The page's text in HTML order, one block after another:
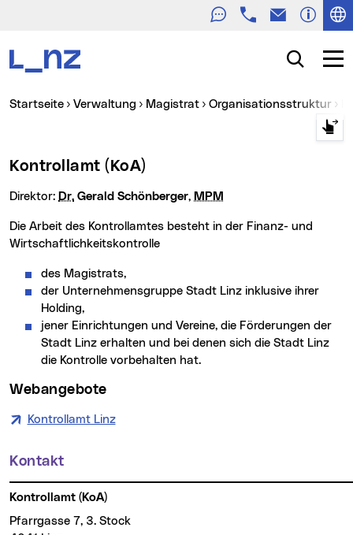
TelefonE-Mail
Suche
Sie sind hier:
Startseite Verwaltung Magistrat Organisationsstruktur
Kontrollamt (KoA)
Direktor: Dr. Gerald Schönberger, MPM
Die Arbeit des Kontrollamtes besteht in der Finanz- und
Wirtschaftlichkeitskontrolle
des Magistrats,
der Unternehmensgruppe Stadt Linz inklusive ihrer
Holding,
jener Einrichtungen und Vereine, die Förderungen der
Stadt Linz erhalten und bei denen sich die Stadt Linz
die Kontrolle vorbehalten hat.
Webangebote
Kontrollamt Linz
Weitere Informationen
Kontakt
Kontrollamt (KoA)
Pfarrgasse 7, 3. Stock